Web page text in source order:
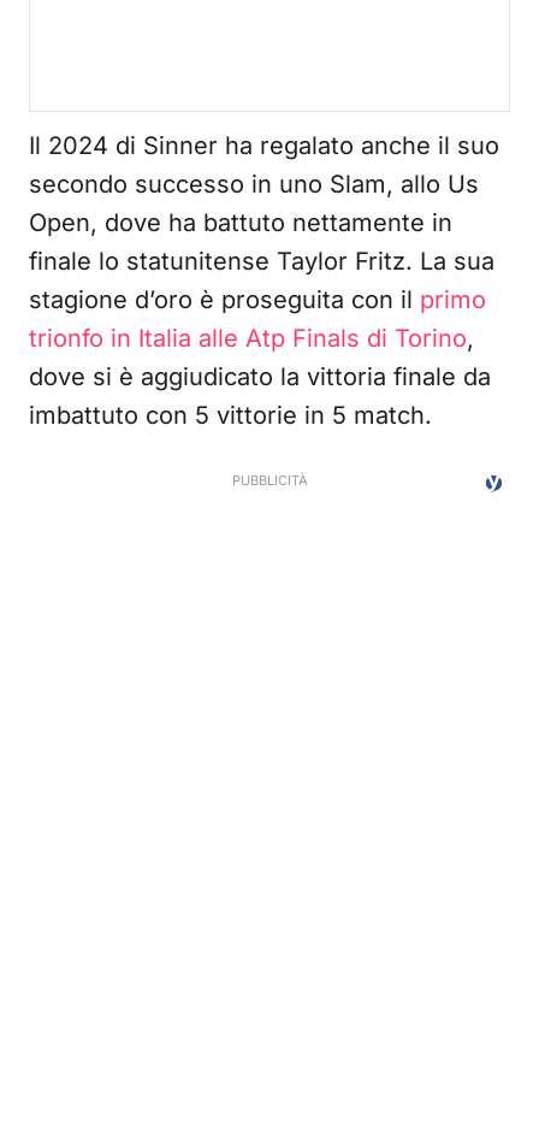
Il 2024 di Sinner ha regalato anche il suo
secondo successo in uno Slam, allo Us
Open, dove ha battuto nettamente in
finale lo statunitense Taylor Fritz. La sua
stagione d’oro è proseguita con il primo
trionfo in Italia alle Atp Finals di Torino,
dove si è aggiudicato la vittoria finale da
imbattuto con 5 vittorie in 5 match.